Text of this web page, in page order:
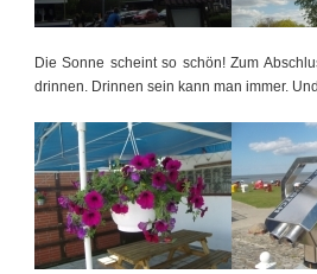
Die Sonne scheint so schön! Zum
drinnen. Drinnen sein kann man immer.